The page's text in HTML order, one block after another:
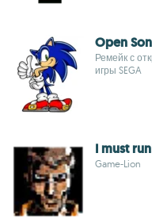
Open
Ремейк с
игры SEGA
I must
Game-Lion